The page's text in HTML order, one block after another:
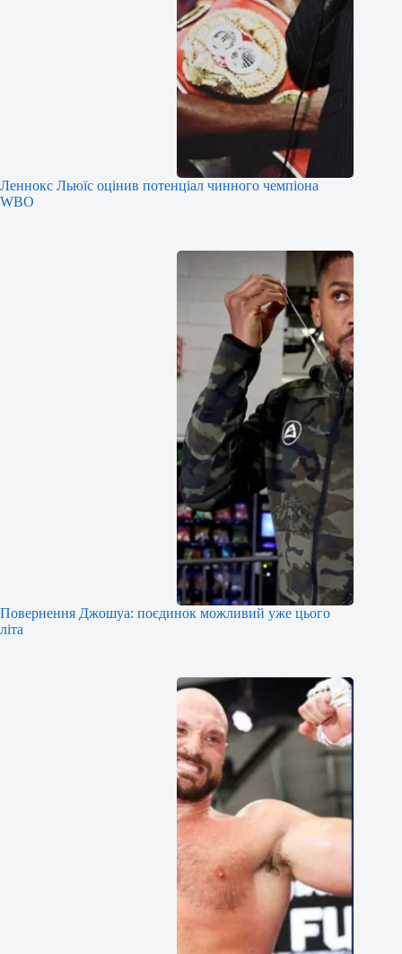
Леннокс Льюїс оцінив потенціал чинного чемпіона
WBO
Повернення Джошуа: поєдинок можливий уже цього
літа